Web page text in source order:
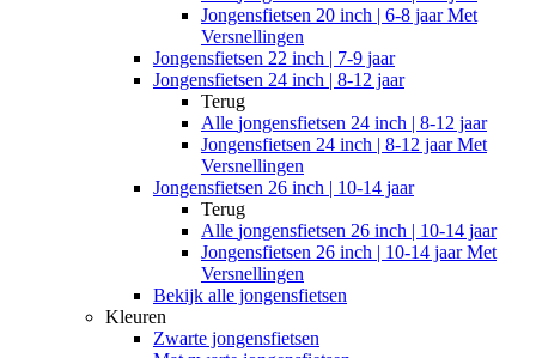
Jongensfietsen 20 inch | 6-8 jaar Met
Versnellingen
Jongensfietsen 22 inch | 7-9 jaar
Jongensfietsen 24 inch | 8-12 jaar
Terug
Alle jongensfietsen 24 inch | 8-12 jaar
Jongensfietsen 24 inch | 8-12 jaar Met
Versnellingen
Jongensfietsen 26 inch | 10-14 jaar
Terug
Alle jongensfietsen 26 inch | 10-14 jaar
Jongensfietsen 26 inch | 10-14 jaar Met
Versnellingen
Bekijk alle jongensfietsen
Kleuren
Zwarte jongensfietsen